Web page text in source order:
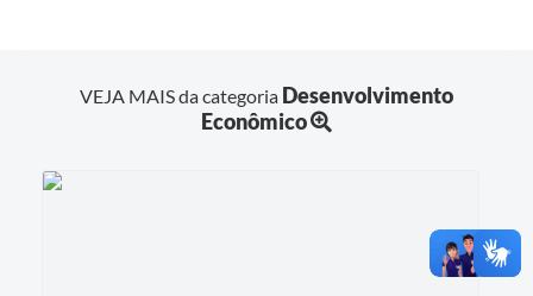
VEJA MAIS da categoria Desenvolvimento
Econômico